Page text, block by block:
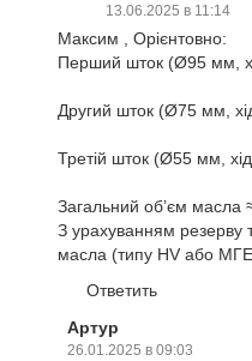
13.06.2025 в 11:14
Максим , Орієнтовно:
Перший шток (Ø95 мм,
Другий шток (Ø75 мм,
Третій шток (Ø55 мм,
Загальний об’єм масла
З урахуванням резерву
масла (типу HV або
Ответить
Артур
26.01.2025 в 09:03